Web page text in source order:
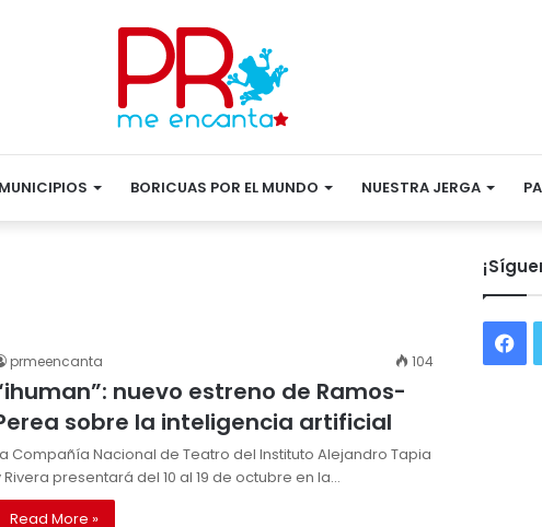
BORICUAS POR EL MUNDO NUESTRA JERGA
prmeencanta 104
nuevo estreno de Ramos-
sobre la inteligencia artificial
Compañía Nacional de Teatro del Instituto Alejandro Tapia
Rivera presentará del 10 al 19 de octubre en la…
Read More »